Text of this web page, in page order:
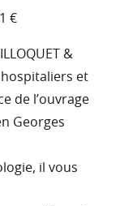
€
&
hospitaliers et
de l’ouvrage
Georges
il vous